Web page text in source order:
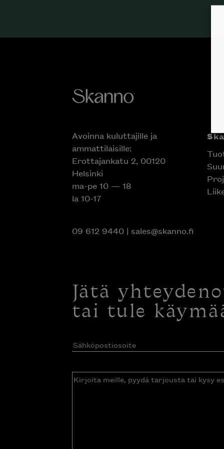
Avoinna kuluttajille ja
ammattilaisille:
Erottajankatu 2, 00120
Helsinki
ma-pe 10 — 18
la 10-17
09 612 9440| sales@skanno.fi
Jätä
tai tule
Sähköpostiosoite(Pakollinen)
Kirjoita